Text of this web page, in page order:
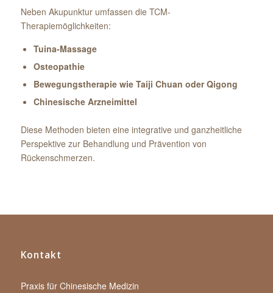
Neben Akupunktur umfassen die TCM-
Therapiemöglichkeiten:
Tuina-Massage
Osteopathie
Bewegungstherapie wie Taiji Chuan oder Qigong
Chinesische Arzneimittel
Diese Methoden bieten eine integrative und ganzheitliche
Perspektive zur Behandlung und Prävention von
Rückenschmerzen.
Kontakt
Praxis für Chinesische Medizin